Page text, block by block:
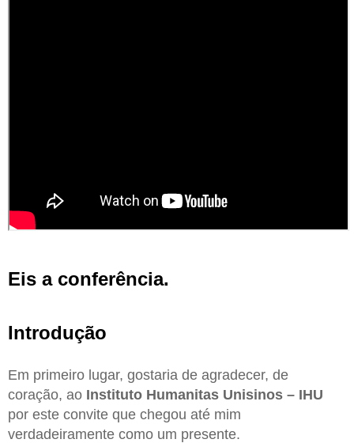
Eis a conferência.
Introdução
Em primeiro lugar, gostaria de agradecer, de
coração, ao Instituto Humanitas Unisinos – IHU
por este convite que chegou até mim
verdadeiramente como um presente.